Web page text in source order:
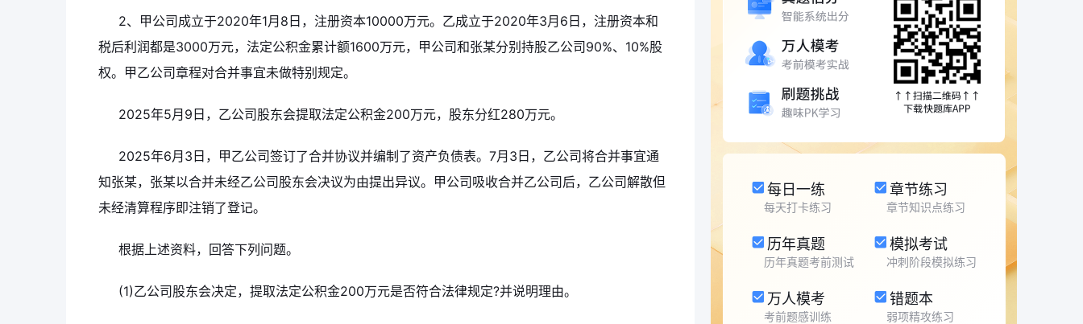
2、甲公司成立于2020年1月8日，注册资本10000万元。乙成立于2020年3月6日，注册资本和
税后利润都是3000万元，法定公积金累计额1600万元，甲公司和张某分别持股乙公司90%、10%股
权。甲乙公司章程对合并事宜未做特别规定。
2025年5月9日，乙公司股东会提取法定公积金200万元，股东分红280万元。
2025年6月3日，甲乙公司签订了合并协议并编制了资产负债表。7月3日，乙公司将合并事宜通
知张某，张某以合并未经乙公司股东会决议为由提出异议。甲公司吸收合并乙公司后，乙公司解散但
未经清算程序即注销了登记。
根据上述资料，回答下列问题。
(1)乙公司股东会决定，提取法定公积金200万元是否符合法律规定?并说明理由。
每日一练
每天打卡练习
章节练习
章节知识点练习
历年真题
历年真题考前测试
模拟考试
冲刺阶段模拟练习
万人模考
考前题感训练
错题本
弱项精攻练习